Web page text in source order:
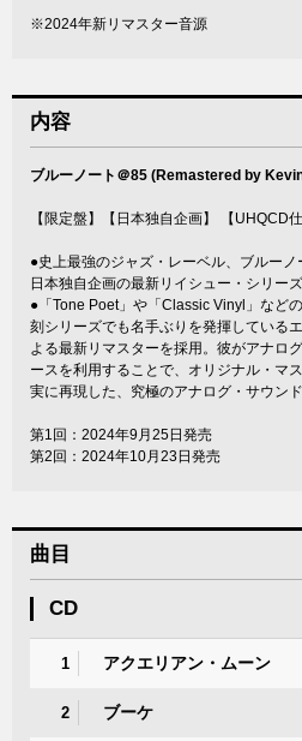
※2024年新リマスター音源
内容
ブルーノート＠85 (Remastered by
【限定盤】【日本独自企画】 【UHQCD仕
●史上最強のジャズ・レーベル、ブルーノ
日本独自企画の最新リイシュー・シリーズ
●「Tone Poet」や「Classic Vinyl」など
刻シリーズでも名手ぶりを発揮している
よる最新リマスターを採用。彼がアナロ
ースを利用することで、オリジナル・マ
実に再現した、究極のアナログ・サウン
第1回：2024年9月25日発売
第2回：2024年10月23日発売
曲目
CD
1 アクエリアン・ムーン
2 ブーケ